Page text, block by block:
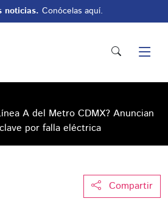
noticias. Conócelas aquí.
A del Metro CDMX? Anuncian
por falla eléctrica
Compartir